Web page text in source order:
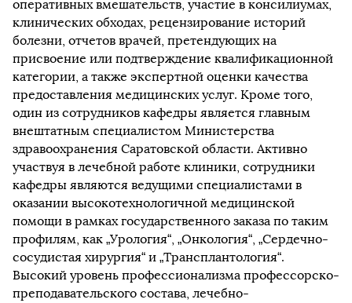
оперативных вмешательств, участие в консилиумах,
клинических обходах, рецензирование историй
болезни, отчетов врачей, претендующих на
присвоение или подтверждение квалификационной
категории, а также экспертной оценки качества
предоставления медицинских услуг. Кроме того,
один из сотрудников кафедры является главным
внештатным специалистом Министерства
здравоохранения Саратовской области. Активно
участвуя в лечебной работе клиники, сотрудники
кафедры являются ведущими специалистами в
оказании высокотехнологичной медицинской
помощи в рамках государственного заказа по таким
профилям, как „Урология“, „Онкология“, „Сердечно-
сосудистая хирургия“ и „Трансплантология“.
Высокий уровень профессионализма профессорско-
преподавательского состава, лечебно-